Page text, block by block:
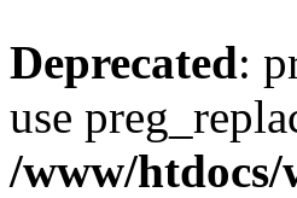
Deprecated:
use
/www/